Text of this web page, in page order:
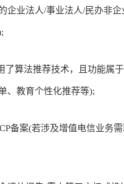
业法人/事业法人/民办非企
算法推荐技术，且功能属于
、教育个性化推荐等);
案(若涉及增值电信业务需